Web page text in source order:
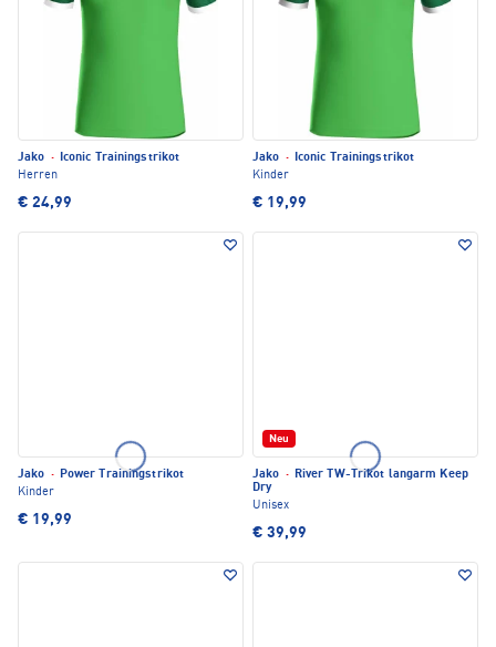
Jako · Iconic Trainingstrikot
Herren
€ 24,99
Jako · Iconic Trainingstrikot
Kinder
€ 19,99
Jako · Power Trainingstrikot
Kinder
€ 19,99
Neu
Jako · River TW-Trikot langarm Keep
Dry
Unisex
€ 39,99